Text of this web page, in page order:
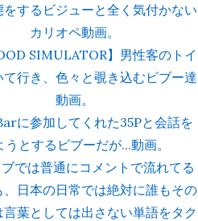
をするビジューと全く気付かない
カリオペ動画。
SIMULATOR】男性客のトイ
て行き、色々と覗き込むビブー達
動画。
に参加してくれた35Pと会話を
うとするビブーだが...動画。
では普通にコメントで流れてる
、日本の日常では絶対に誰もその
言葉としては出さない単語をタク